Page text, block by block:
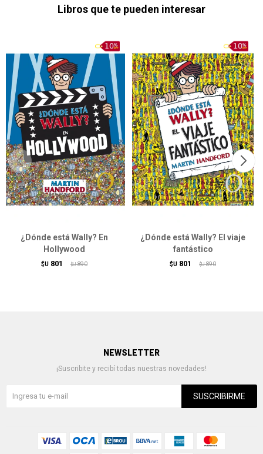
Libros que te pueden interesar
¿Dónde está Wally? En
Hollywood
$U 801 $U 890
¿Dónde está Wally? El viaje
fantástico
$U 801 $U 890
NEWSLETTER
¡Suscribite y recibí todas nuestras novedades!
SUSCRIBIRME